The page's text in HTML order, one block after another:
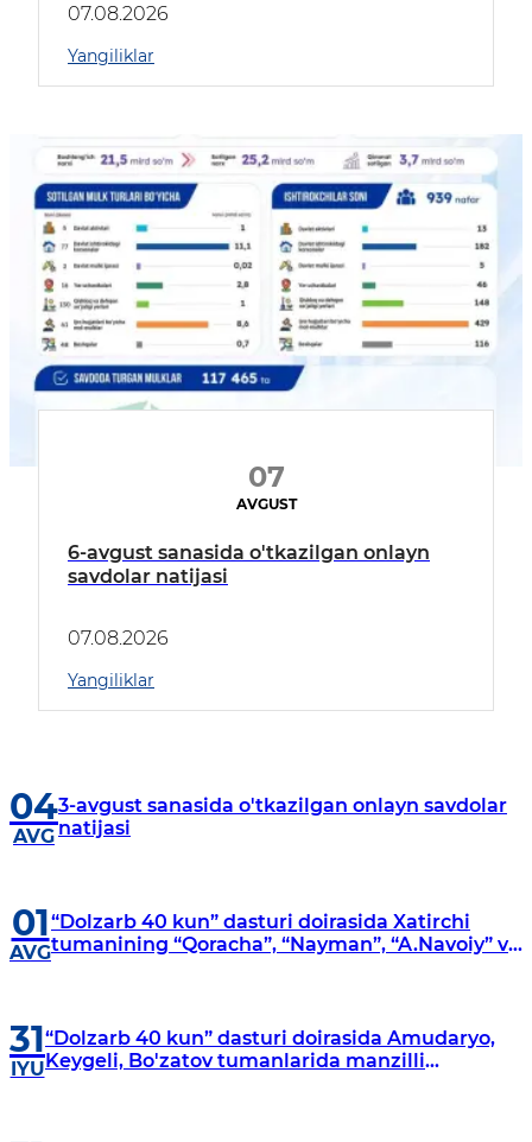
07.08.2026
Yangiliklar
07
AVGUST
6-avgust sanasida o'tkazilgan onlayn
savdolar natijasi
07.08.2026
Yangiliklar
04
AVG
3-avgust sanasida o'tkazilgan onlayn savdolar
natijasi
01
AVG
“Dolzarb 40 kun” dasturi doirasida Xatirchi
tumanining “Qoracha”, “Nayman”, “A.Navoiy” va
31
IYU
“Dolzarb 40 kun” dasturi doirasida Amudaryo,
Keygeli, Bo'zatov tumanlarida manzilli